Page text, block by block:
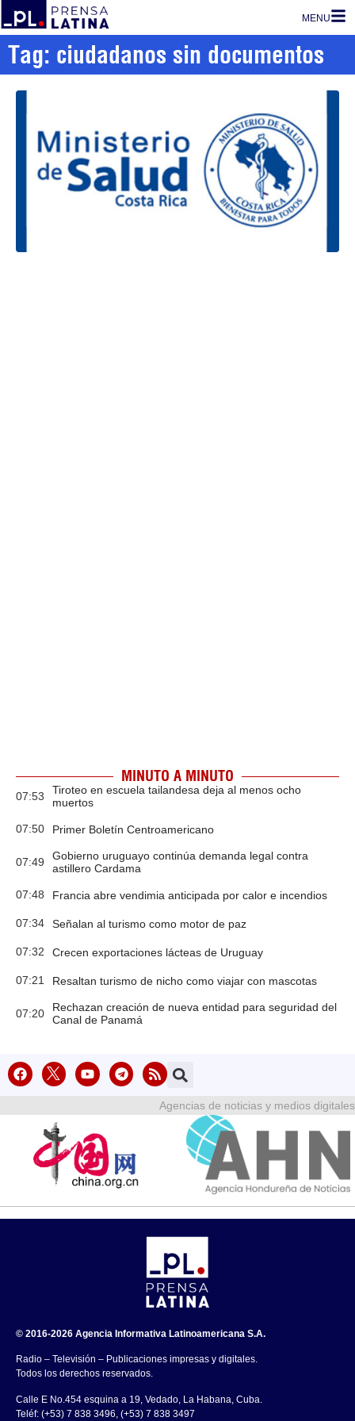
MENU
Tag: ciudadanos sin documentos
MINUTO A MINUTO
07:53
Tiroteo en escuela tailandesa deja al menos ocho
muertos
07:50 Primer Boletín Centroamericano
07:49
Gobierno uruguayo continúa demanda legal contra
astillero Cardama
07:48 Francia abre vendimia anticipada por calor e incendios
07:34 Señalan al turismo como motor de paz
07:32 Crecen exportaciones lácteas de Uruguay
07:21 Resaltan turismo de nicho como viajar con mascotas
07:20
Rechazan creación de nueva entidad para seguridad del
Canal de Panamá
Agencias de noticias y medios digitales
© 2016-2026 Agencia Informativa Latinoamericana S.A.
Radio – Televisión – Publicaciones impresas y digitales.
Todos los derechos reservados.
Calle E No.454 esquina a 19, Vedado, La Habana, Cuba.
Teléf: (+53) 7 838 3496, (+53) 7 838 3497